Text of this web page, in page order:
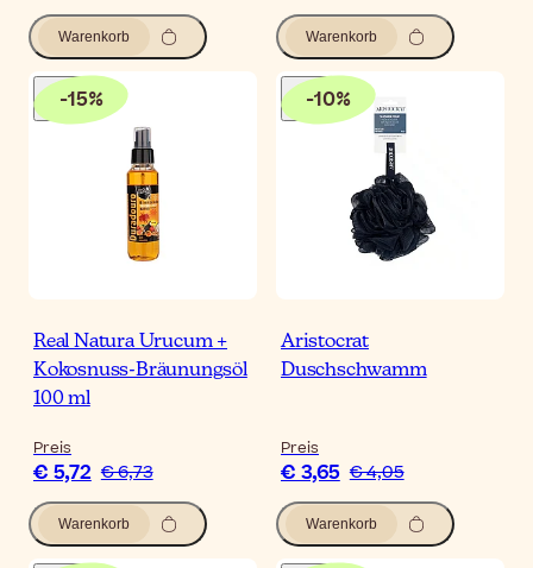
Warenkorb Warenkorb
-15%
Real Natura Urucum +
Kokosnuss-Bräunungsöl
100 ml
Preis
€ 5,72 € 6,73
Warenkorb
-10%
Aristocrat
Duschschwamm
Preis
€ 3,65 € 4,05
Warenkorb